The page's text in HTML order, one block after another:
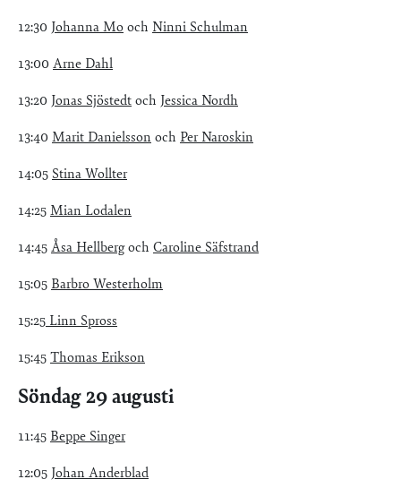
12:30 Johanna Mo och Ninni Schulman
13:00 Arne Dahl
13:20 Jonas Sjöstedt och Jessica Nordh
13:40 Marit Danielsson och Per Naroskin
14:05 Stina Wollter
14:25 Mian Lodalen
14:45 Åsa Hellbergoch Caroline Säfstrand
15:05 Barbro Westerholm
15:25 Linn Spross
15:45 Thomas Erikson
Söndag 29 augusti
11:45 Beppe Singer
12:05 Johan Anderblad